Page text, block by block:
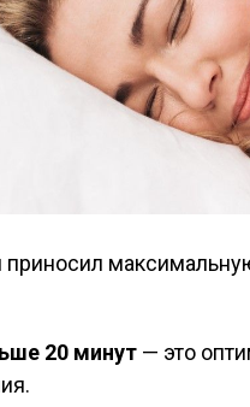
20 минут — это